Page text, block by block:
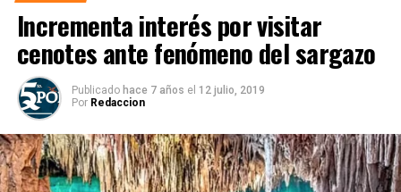
Incrementa interés por visitar
cenotes ante fenómeno del sargazo
Publicado hace 7 años el 12 julio, 2019
Por Redaccion